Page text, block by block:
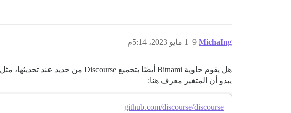
MichaIng 1 مايو 2023، 5:14م 9
هل يقوم حاوية Bitnami أيضًا بتجميع Discourse من جديد عند تحديثها، مثل الحاوية الرسمية؟
يبدو أن المتغير معرف هنا:
github.com/discourse/discourse